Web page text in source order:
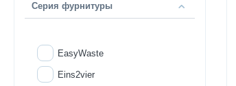
Серия фурнитуры
EasyWaste
Eins2vier